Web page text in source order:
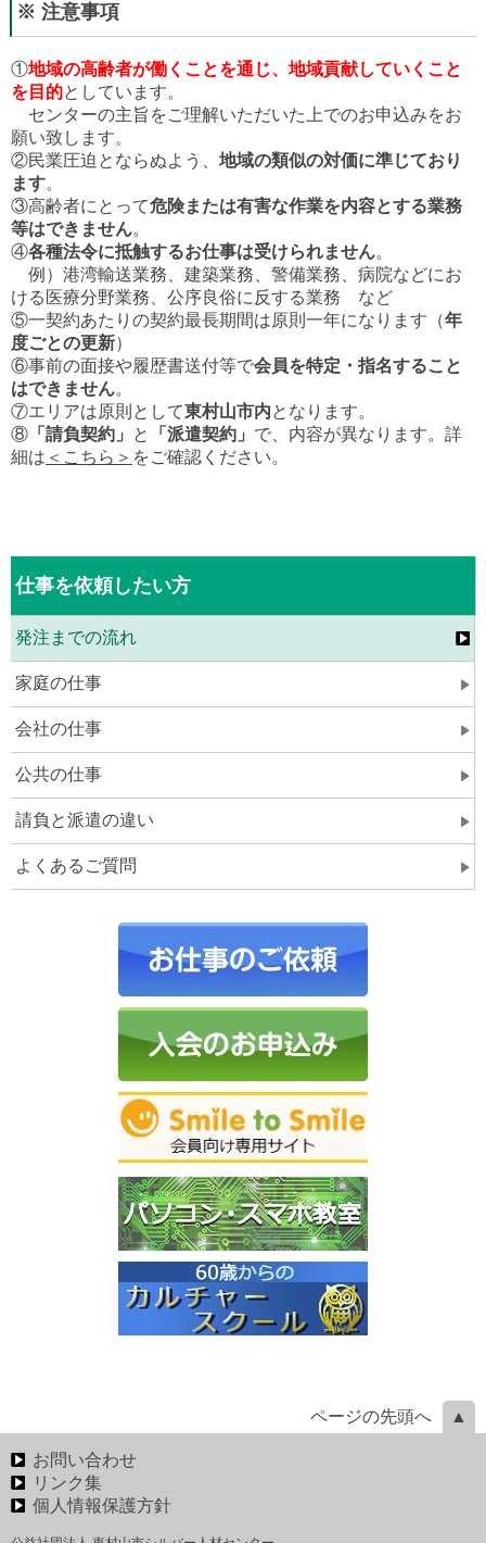
※ 注意事項
①地域の高齢者が働くことを通じ、地域貢献していくこと
を目的としています。
センターの主旨をご理解いただいた上でのお申込みをお
願い致します。
②民業圧迫とならぬよう、 地域の類似の対価に準じており
ます。
③高齢者にとって危険または有害な作業を内容とする業務
等はできません。
④各種法令に抵触するお仕事は受けられません。
例）港湾輸送業務、建築業務、警備業務、病院などにお
ける医療分野業務、公序良俗に反する業務 など
⑤一契約あたりの契約最長期間は原則一年になります（年
度ごとの更新）
⑥事前の面接や履歴書送付等で会員を特定・指名すること
はできません。
⑦エリアは原則として東村山市内となります。
⑧ 「請負契約」 と 「派遣契約」 で、内容が異なります。詳
細は ＜こちら＞ をご確認ください。
仕事を依頼したい方
発注までの流れ
家庭の仕事
会社の仕事
公共の仕事
請負と派遣の違い
よくあるご質問
ページの先頭へ
お問い合わせ
リンク集
個人情報保護方針